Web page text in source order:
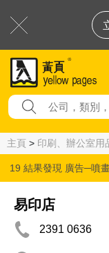
主頁 > 印刷、辦公室用
19 結果發現 廣告─噴
易印店
2391 0636